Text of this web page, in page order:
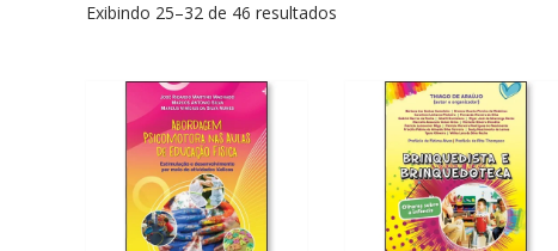
Exibindo 25–32 de 46 resultados